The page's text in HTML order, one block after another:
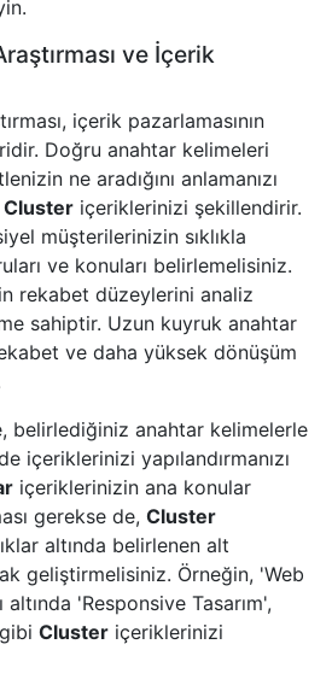
ve İçerik
içerik pazarlamasının
Doğru anahtar kelimeleri
ne aradığını anlamanızı
Cluster içeriklerinizi şekillendirir.
müşterilerinizin sıklıkla
ve konuları belirlemelisiniz.
rekabet düzeylerini analiz
sahiptir. Uzun kuyruk anahtar
ve daha yüksek dönüşüm
belirlediğiniz anahtar kelimelerle
içeriklerinizi yapılandırmanızı
içeriklerinizin ana konular
gerekse de, Cluster
altında belirlenen alt
geliştirmelisiniz. Örneğin, 'Web
altında 'Responsive Tasarım',
Cluster içeriklerinizi